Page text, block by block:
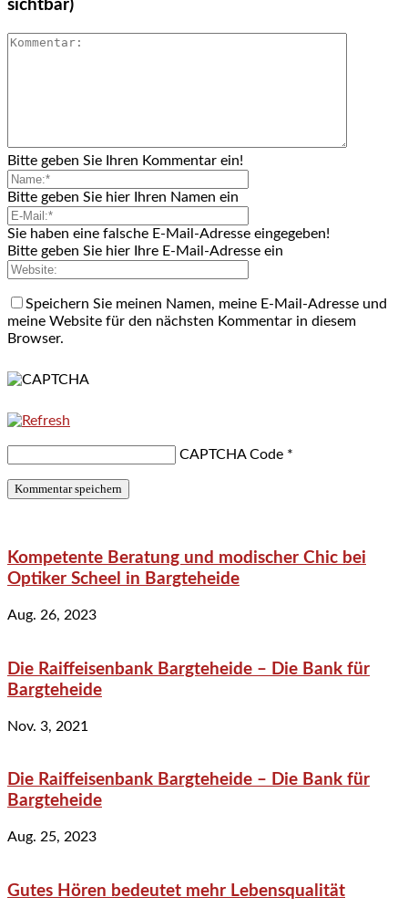
sichtbar)
Bitte geben Sie Ihren Kommentar ein!
Bitte geben Sie hier Ihren Namen ein
Sie haben eine falsche E-Mail-Adresse eingegeben!
Bitte geben Sie hier Ihre E-Mail-Adresse ein
Speichern Sie meinen Namen, meine E-Mail-Adresse und
meine Website für den nächsten Kommentar in diesem
Browser.
CAPTCHA Code *
Kompetente Beratung und modischer Chic bei
Optiker Scheel in Bargteheide
Aug. 26, 2023
Die Raiffeisenbank Bargteheide – Die Bank für
Bargteheide
Nov. 3, 2021
Die Raiffeisenbank Bargteheide – Die Bank für
Bargteheide
Aug. 25, 2023
Gutes Hören bedeutet mehr Lebensqualität